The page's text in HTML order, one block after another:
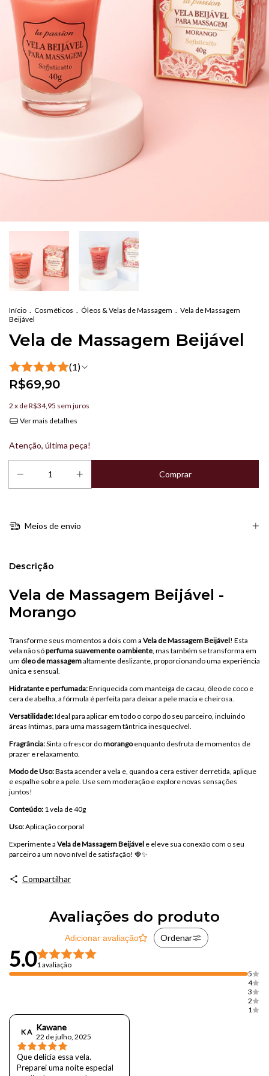
Início . Cosméticos . Óleos & Velas de Massagem . Vela de Massagem
Beijável
Vela de Massagem Beijável
(1)
R$69,90
2 x deR$34,95 sem juros
Ver mais detalhes
Atenção, última peça!
Meios de envio
Descrição
Vela de Massagem Beijável -
Morango
Transforme seus momentos a dois com a Vela de Massagem Beijável! Esta
vela não sóperfuma suavemente o ambiente , mas também se transforma em
um óleo de massagemaltamente deslizante, proporcionando uma experiência
única e sensual.
Hidratante e perfumada:Enriquecida com manteiga de cacau, óleo de coco e
cera de abelha, a fórmula é perfeita para deixar a pele macia e cheirosa.
Versatilidade:Ideal para aplicar em todo o corpo do seu parceiro, incluindo
áreas íntimas, para uma massagem tântrica inesquecível.
Fragrância:Sinta o frescor domorangoenquanto desfruta de momentos de
prazer e relaxamento.
Modo de Uso:Basta acender a vela e, quando a cera estiver derretida, aplique
e espalhe sobre a pele. Use sem moderação e explore novas sensações
juntos!
Conteúdo: 1 vela de 40g
Uso:Aplicação corporal
Experimente a Vela de Massagem Beijável e eleve sua conexão com o seu
parceiro a um novo nível de satisfação! 🍓✨
Compartilhar
Avaliações do produto
Adicionar avaliação Ordenar
5.01 avaliação
5
4
3
2
1
K A Kawane
22 de julho, 2025
Que delícia essa vela.
Preparei uma noite especial